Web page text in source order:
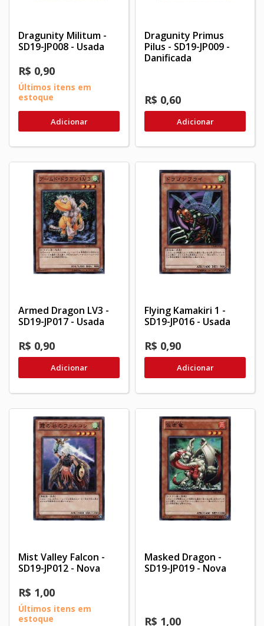
Dragunity Militum -
SD19-JP008 - Usada
R$ 0,90
Últimos itens em
estoque
Adicionar
Dragunity Primus
Pilus - SD19-JP009 -
Danificada
R$ 0,60
Adicionar
Armed Dragon LV3 -
SD19-JP017 - Usada
R$ 0,90
Adicionar
Flying Kamakiri 1 -
SD19-JP016 - Usada
R$ 0,90
Adicionar
Mist Valley Falcon -
SD19-JP012 - Nova
R$ 1,00
Últimos itens em
estoque
Masked Dragon -
SD19-JP019 - Nova
R$ 1,00